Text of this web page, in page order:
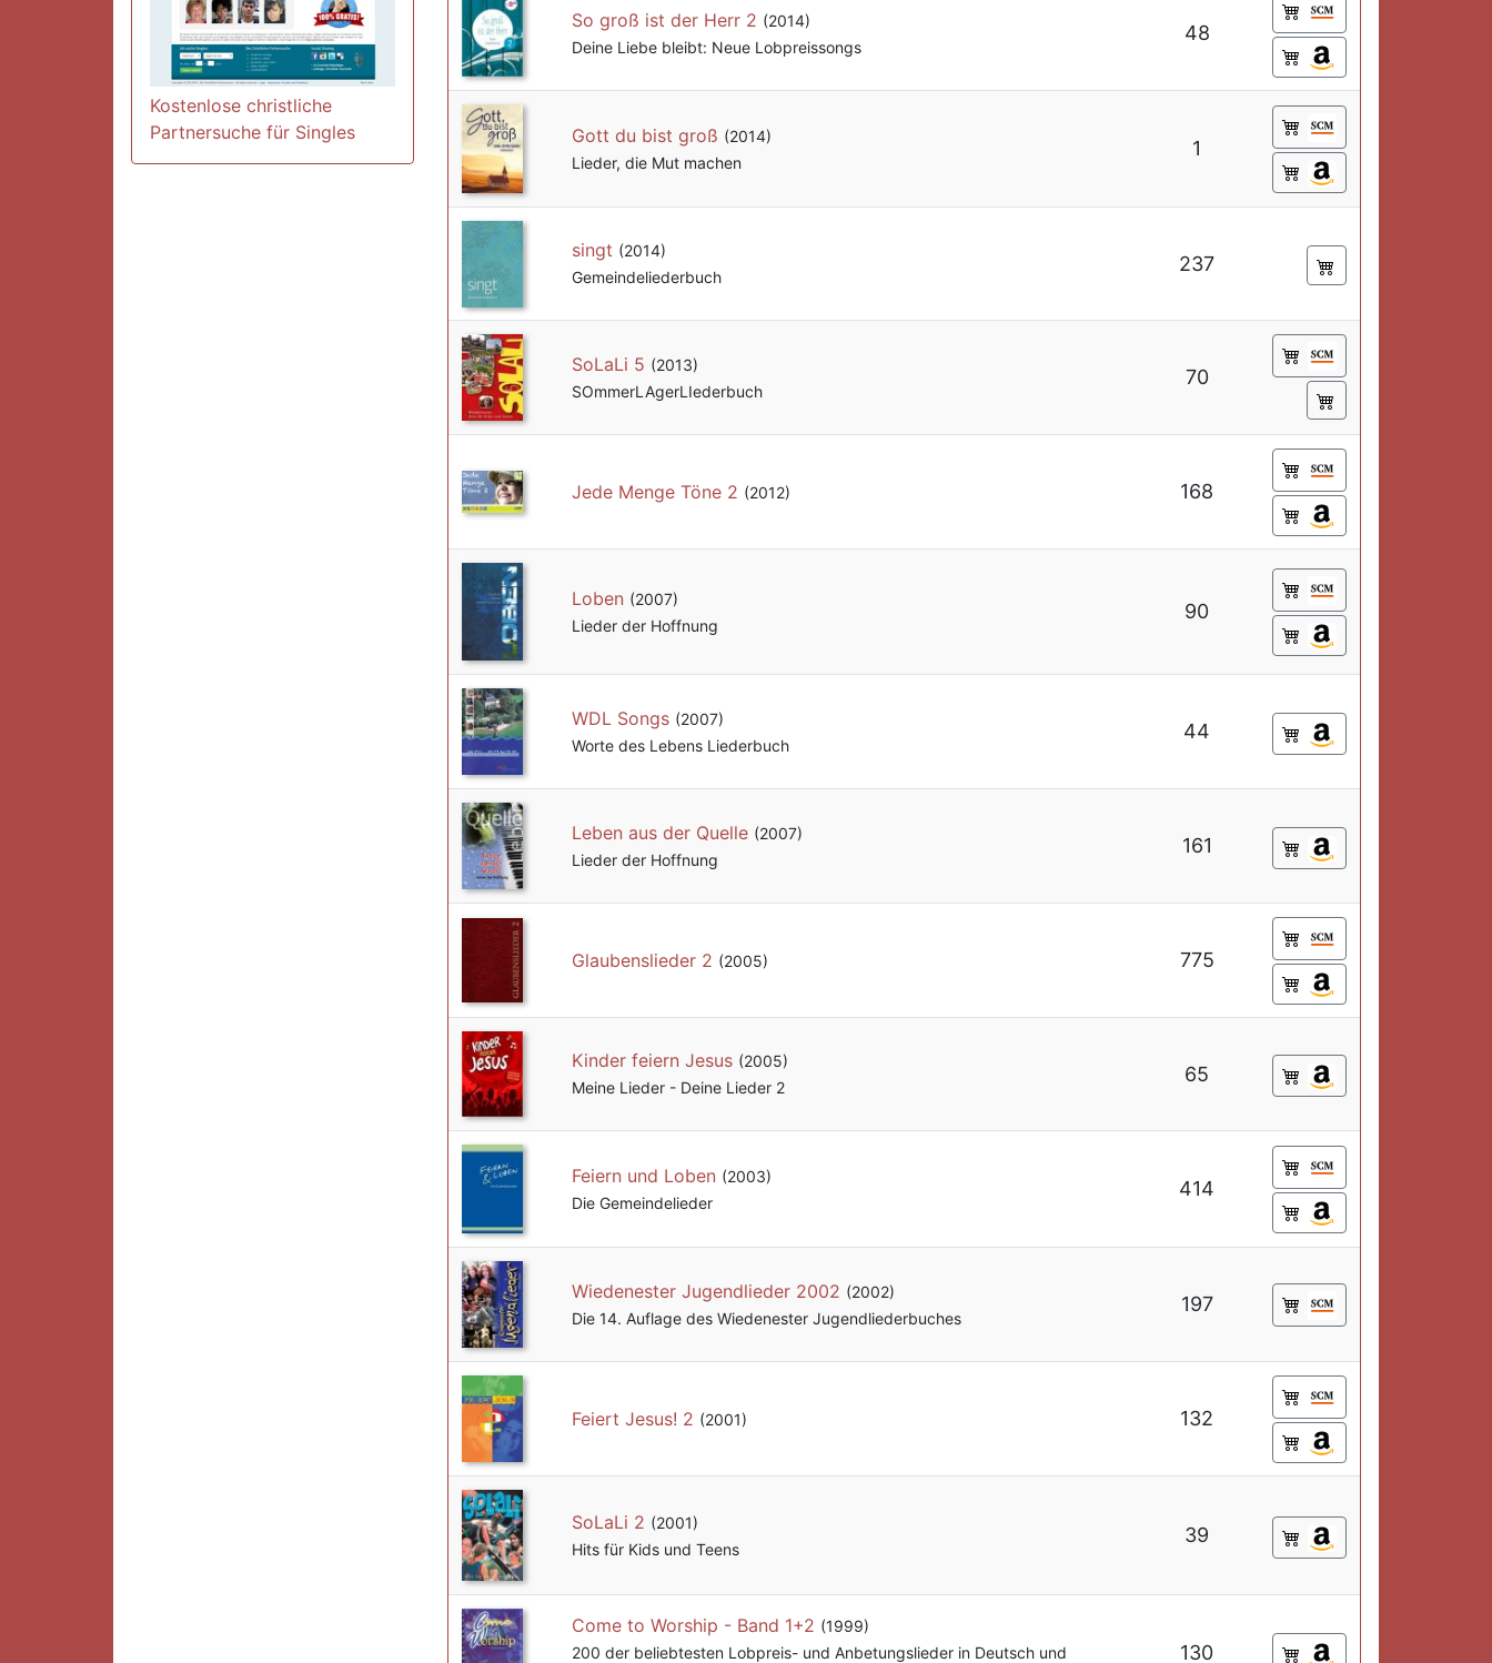
Kostenlose christliche
Partnersuche für Singles
So groß ist der Herr 2 (2014)
Deine Liebe bleibt: Neue Lobpreissongs
48
Gott du bist groß (2014)
Lieder, die Mut machen
1
singt (2014)
Gemeindeliederbuch
237
SoLaLi 5 (2013)
SOmmerLAgerLIederbuch
70
Jede Menge Töne 2 (2012) 168
Loben (2007)
Lieder der Hoffnung
90
WDL Songs (2007)
Worte des Lebens Liederbuch
44
Leben aus der Quelle (2007)
Lieder der Hoffnung
161
Glaubenslieder 2 (2005) 775
Kinder feiern Jesus (2005)
Meine Lieder - Deine Lieder 2
65
Feiern und Loben (2003)
Die Gemeindelieder
414
Wiedenester Jugendlieder 2002 (2002)
Die 14. Auflage des Wiedenester Jugendliederbuches
197
Feiert Jesus! 2 (2001) 132
SoLaLi 2 (2001)
Hits für Kids und Teens
39
Come to Worship - Band 1+2 (1999)
200 der beliebtesten Lobpreis- und Anbetungslieder in Deutsch und
130